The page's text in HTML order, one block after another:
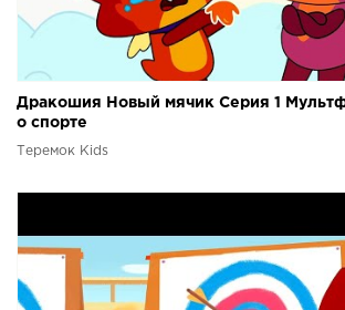
Дракошия Новый мячик Серия 1
о спорте
Теремок Kids